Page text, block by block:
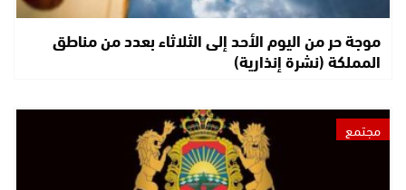
موجة حر من اليوم الأحد إلى الثلاثاء بعدد من مناطق
المملكة (نشرة إنذارية)
مجتمع